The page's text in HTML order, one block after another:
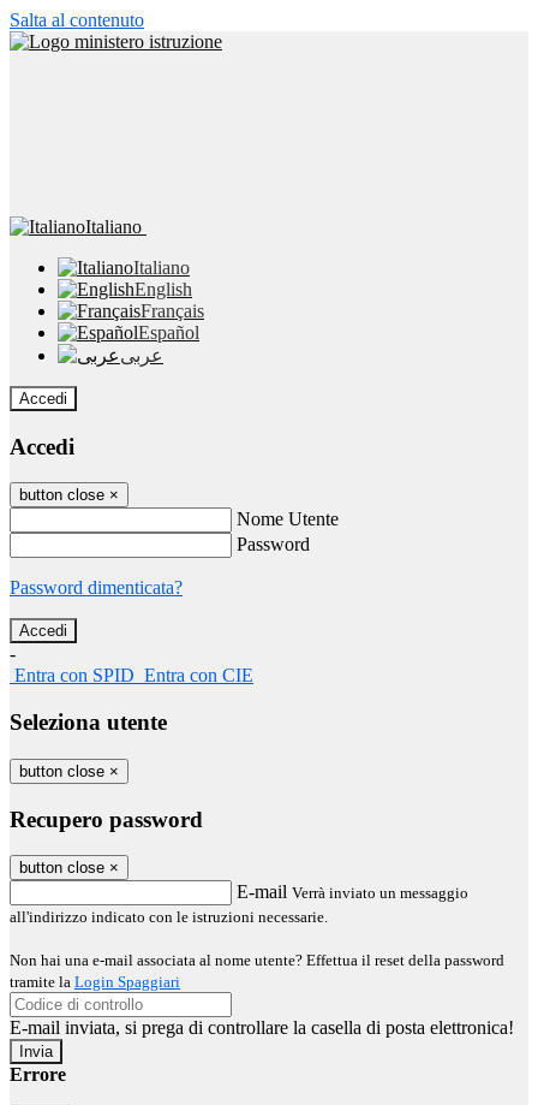
Salta al contenuto
Italiano
Italiano
English
Français
Español
عربى
Accedi
Accedi
button close ×
Nome Utente
Password
Password dimenticata?
-
Entra con SPID Entra con CIE
Seleziona utente
button close ×
Recupero password
button close ×
E-mail Verrà inviato un messaggio
all'indirizzo indicato con le istruzioni necessarie.
Non hai una e-mail associata al nome utente? Effettua il reset della password
tramite la Login Spaggiari
E-mail inviata, si prega di controllare la casella di posta elettronica!
Errore